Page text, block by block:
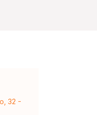
32 -